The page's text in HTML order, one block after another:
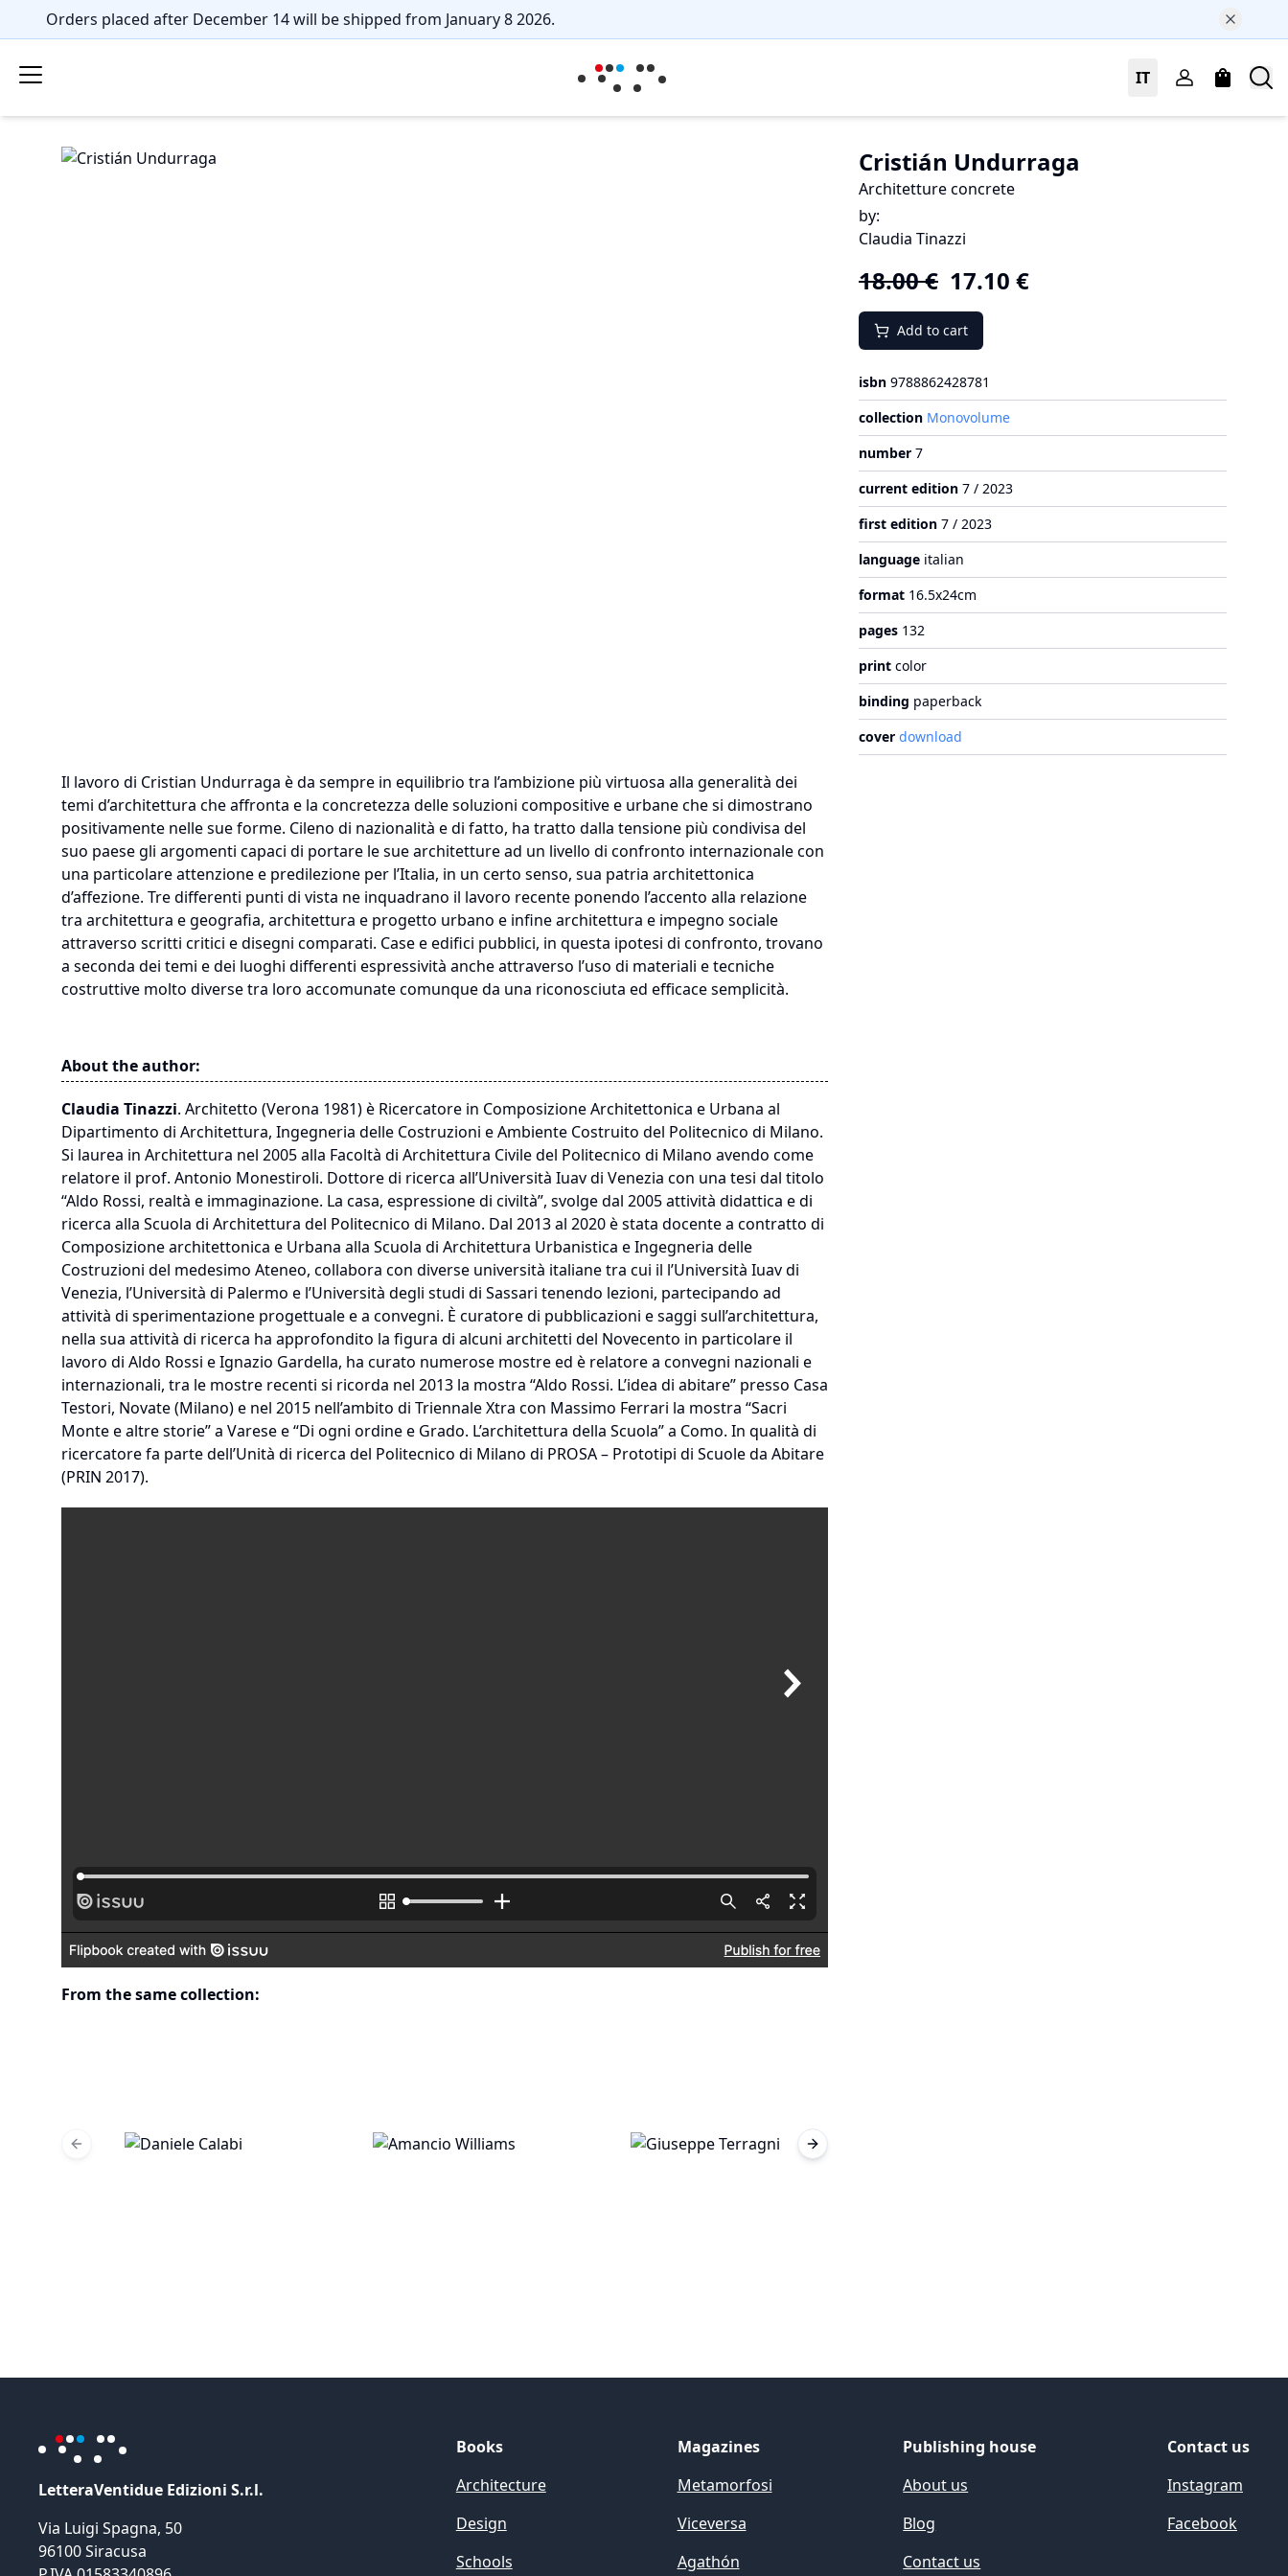
Orders placed after December 14 will be shipped from January 8 2026.
IT
Cristián Undurraga
Architetture concrete
by:
Claudia Tinazzi
18.00€ 17.10 €
Add to cart
isbn 9788862428781
collection Monovolume
number 7
current edition 7 / 2023
first edition 7 / 2023
language italian
format 16.5x24cm
pages 132
print color
binding paperback
cover download
Il lavoro di Cristian Undurraga è da sempre in equilibrio tra l’ambizione più virtuosa alla generalità dei
temi d’architettura che affronta e la concretezza delle soluzioni compositive e urbane che si dimostrano
positivamente nelle sue forme. Cileno di nazionalità e di fatto, ha tratto dalla tensione più condivisa del
suo paese gli argomenti capaci di portare le sue architetture ad un livello di confronto internazionale con
una particolare attenzione e predilezione per l’Italia, in un certo senso, sua patria architettonica
d’affezione. Tre differenti punti di vista ne inquadrano il lavoro recente ponendo l’accento alla relazione
tra architettura e geografia, architettura e progetto urbano e infine architettura e impegno sociale
attraverso scritti critici e disegni comparati. Case e edifici pubblici, in questa ipotesi di confronto, trovano
a seconda dei temi e dei luoghi differenti espressività anche attraverso l’uso di materiali e tecniche
costruttive molto diverse tra loro accomunate comunque da una riconosciuta ed efficace semplicità.
About the author:
Claudia Tinazzi. Architetto (Verona 1981) è Ricercatore in Composizione Architettonica e Urbana al
Dipartimento di Architettura, Ingegneria delle Costruzioni e Ambiente Costruito del Politecnico di Milano.
Si laurea in Architettura nel 2005 alla Facoltà di Architettura Civile del Politecnico di Milano avendo come
relatore il prof. Antonio Monestiroli. Dottore di ricerca all’Università Iuav di Venezia con una tesi dal titolo
“Aldo Rossi, realtà e immaginazione. La casa, espressione di civiltà”, svolge dal 2005 attività didattica e di
ricerca alla Scuola di Architettura del Politecnico di Milano. Dal 2013 al 2020 è stata docente a contratto di
Composizione architettonica e Urbana alla Scuola di Architettura Urbanistica e Ingegneria delle
Costruzioni del medesimo Ateneo, collabora con diverse università italiane tra cui il l’Università Iuav di
Venezia, l’Università di Palermo e l’Università degli studi di Sassari tenendo lezioni, partecipando ad
attività di sperimentazione progettuale e a convegni. È curatore di pubblicazioni e saggi sull’architettura,
nella sua attività di ricerca ha approfondito la figura di alcuni architetti del Novecento in particolare il
lavoro di Aldo Rossi e Ignazio Gardella, ha curato numerose mostre ed è relatore a convegni nazionali e
internazionali, tra le mostre recenti si ricorda nel 2013 la mostra “Aldo Rossi. L’idea di abitare” presso Casa
Testori, Novate (Milano) e nel 2015 nell’ambito di Triennale Xtra con Massimo Ferrari la mostra “Sacri
Monte e altre storie” a Varese e “Di ogni ordine e Grado. L’architettura della Scuola” a Como. In qualità di
ricercatore fa parte dell’Unità di ricerca del Politecnico di Milano di PROSA – Prototipi di Scuole da Abitare
(PRIN 2017).
From the same collection:
Previous slide Next slide
LetteraVentidue Edizioni S.r.l.
Via Luigi Spagna, 50
96100 Siracusa
Books
Architecture
Design
Schools
Magazines
Metamorfosi
Viceversa
Agathón
Publishing house
About us
Blog
Contact us
Contact us
Instagram
Facebook